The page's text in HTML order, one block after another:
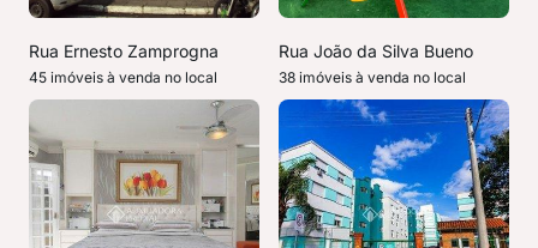
Rua Ernesto Zamprogna
45 imóveis à venda no local
Rua João da Silva Bueno
38 imóveis à venda no local